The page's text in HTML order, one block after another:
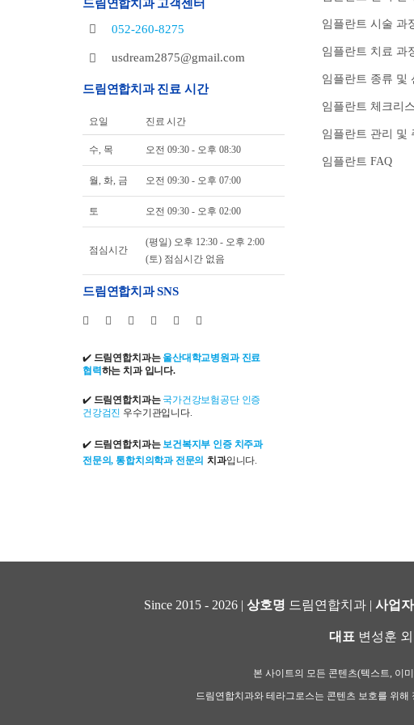
드림연합치과 고객센터
052-260-8275
usdream2875@gmail.com
드림연합치과 진료 시간
요일 진료 시간
수, 목 오전 09:30 - 오후 08:30
월, 화, 금 오전 09:30 - 오후 07:00
토 오전 09:30 - 오후 02:00
점심시간
(평일) 오후 12:30 - 오후 2:00
(토) 점심시간 없음
드림연합치과 SNS
✔️ 드림연합치과는 울산대학교병원과 진료
협력하는 치과 입니다.
✔️ 드림연합치과는 국가건강보험공단 인증
건강검진 우수기관입니다.
✔️ 드림연합치과는보건복지부 인증 치주과
전문의, 통합치의학과 전문의 치과입니다.
임플란트 시술 과
임플란트 치료 과
임플란트 종류 및
임플란트 체크리
임플란트 관리 및
임플란트 FAQ
Since 2015 - 2026 | 상호명 드림연합치과 | 사업
대표 변성훈
본 사이트의 모든 콘텐츠(텍스트, 이
드림연합치과와 테라그로스는 콘텐츠 보호를 위